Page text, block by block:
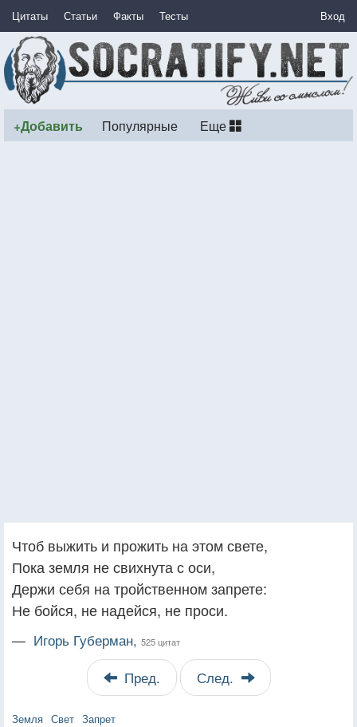
Цитаты Статьи Факты Тесты Вход
+Добавить Популярные Еще
Чтоб выжить и прожить на этом свете,
Пока земля не свихнута с оси,
Держи себя на тройственном запрете:
Не бойся, не надейся, не проси.
— Игорь Губерман, 525 цитат
Пред. След.
Земля Свет Запрет